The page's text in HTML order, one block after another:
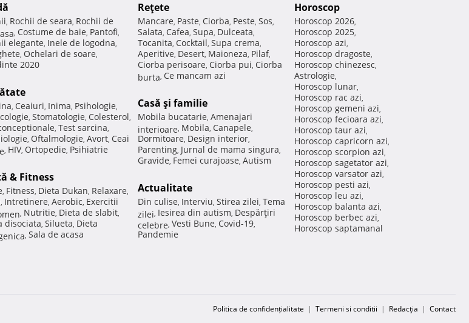
, Rochii de seara, Rochii de
, Costume de baie, Pantofi,
elegante, Inele de logodna,
, Ochelari de soare,
2020
, Ceaiuri, Inima, Psihologie,
, Stomatologie, Colesterol,
, Test sarcina,
, Oftalmologie, Avort, Ceai
, HIV, Ortopedie, Psihiatrie
& Fitness
, Fitness, Dieta Dukan, Relaxare,
, Intretinere, Aerobic, Exercitii
, Nutritie, Dieta de slabit,
disociata, Silueta, Dieta
, Sala de acasa
Reţete
Mancare, Paste, Ciorba, Peste, Sos,
Salata, Cafea, Supa, Dulceata,
Tocanita, Cocktail, Supa crema,
Aperitive, Desert, Maioneza, Pilaf,
Ciorba perisoare, Ciorba pui, Ciorba
burta, Ce mancam azi
Casă şi familie
Mobila bucatarie, Amenajari
interioare, Mobila, Canapele,
Dormitoare, Design interior,
Parenting, Jurnal de mama singura,
Gravide, Femei curajoase, Autism
Actualitate
Din culise, Interviu, Stirea zilei, Tema
zilei, Iesirea din autism, Despărţiri
celebre, Vesti Bune, Covid-19,
Pandemie
Horoscop
Horoscop 2026,
Horoscop 2025,
Horoscop azi,
Horoscop dragoste,
Horoscop chinezesc,
Astrologie,
Horoscop lunar,
Horoscop rac azi,
Horoscop gemeni azi,
Horoscop fecioara azi,
Horoscop taur azi,
Horoscop capricorn azi,
Horoscop scorpion azi,
Horoscop sagetator azi,
Horoscop varsator azi,
Horoscop pesti azi,
Horoscop leu azi,
Horoscop balanta azi,
Horoscop berbec azi,
Horoscop saptamanal
Politica de confidențialitate | Termeni si conditii | Redacţia | Contact